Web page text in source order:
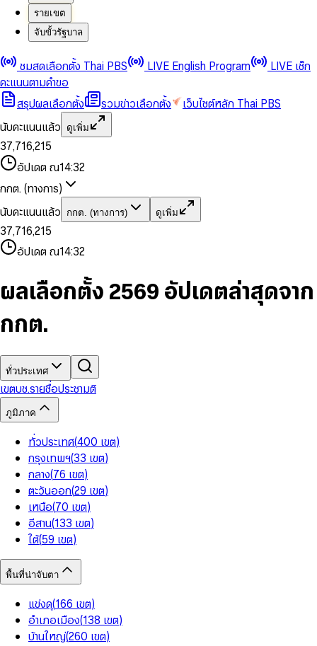
รายเขต
จับขั้วรัฐบาล
ชมสดเลือกตั้ง Thai PBS LIVE English Program
LIVE เช็ก
คะแนนตามคำขอ
สรุปผลเลือกตั้ง
รวมข่าวเลือกตั้ง
เว็บไซต์หลัก Thai PBS
นับคะแนนแล้ว
ดูเพิ่ม
0
1
2
3
4
5
6
8
9
0
1
2
3
4
5
6
7
8
9
,
0
1
2
4
6
7
8
9
0
1
2
3
4
5
6
7
8
9
0
1
3
5
6
7
8
9
,
1
2
4
5
7
8
9
0
1
3
4
6
7
8
9
0
2
3
4
5
7
8
อัปเดต ณ14:32
กกต. (ทางการ)
นับคะแนนแล้ว
กกต. (ทางการ) ดูเพิ่ม
0
1
2
3
4
5
7
8
0
1
2
4
5
6
7
8
9
,
0
1
2
4
6
7
8
9
0
1
2
3
5
6
8
9
0
1
3
5
6
7
8
,
1
2
4
6
7
9
0
1
3
5
6
8
9
0
2
3
4
5
7
9
อัปเดต ณ14:32
ผลเลือกตั้ง 2569 อัปเดตล่าสุดจาก
กกต.
ทั่วประเทศ
เขตบช.รายชื่อประชามติ
ภูมิภาค
ทั่วประเทศ(400 เขต)
กรุงเทพฯ(33 เขต)
กลาง(76 เขต)
ตะวันออก(29 เขต)
เหนือ(70 เขต)
อีสาน(133 เขต)
ใต้(59 เขต)
พื้นที่น่าจับตา
แข่งดุ(166 เขต)
อำเภอเมือง(138 เขต)
บ้านใหญ่(260 เขต)